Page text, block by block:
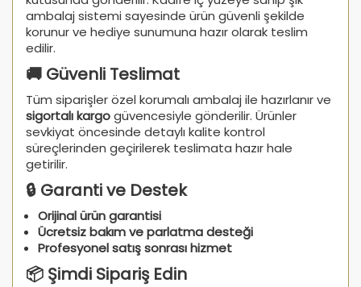
ambalaj sistemi sayesinde ürün güvenli şekilde
korunur ve hediye sunumuna hazır olarak teslim
edilir.
🚚 Güvenli Teslimat
Tüm siparişler özel korumalı ambalaj ile hazırlanır ve
sigortalı kargogüvencesiyle gönderilir. Ürünler
sevkiyat öncesinde detaylı kalite kontrol
süreçlerinden geçirilerek teslimata hazır hale
getirilir.
🔒 Garanti ve Destek
Orijinal ürün garantisi
Ücretsiz bakım ve parlatma desteği
Profesyonel satış sonrası hizmet
📦 Şimdi Sipariş Edin